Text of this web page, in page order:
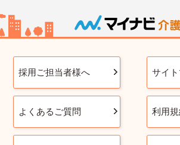
採用ご担当者様へ サイ
よくあるご質問 利用